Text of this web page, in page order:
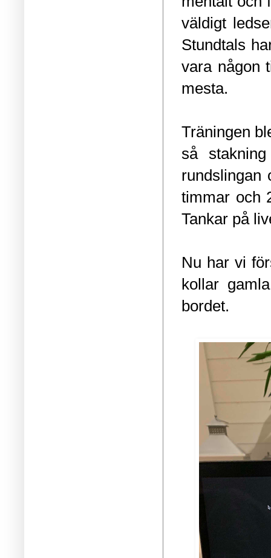
väldigt
Stundtals
vara någon
mesta.
Träningen
så
rundslingan
timmar och
Tankar på
Nu har vi
kollar
bordet.